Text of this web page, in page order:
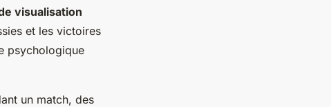
visualisation
et les victoires
psychologique
un match, des